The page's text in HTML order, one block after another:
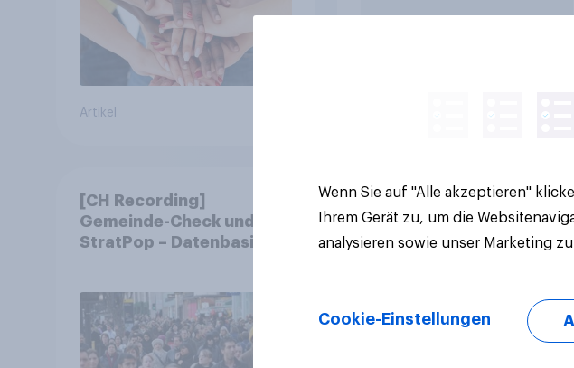
Artikel
[CH Recording]
Gemeinde-Check und
StratPop – Datenbasierte
Wenn Sie auf "Alle akzeptieren"
Ihrem Gerät zu, um die
analysieren sowie unser Marketing
Cookie-Einstellungen